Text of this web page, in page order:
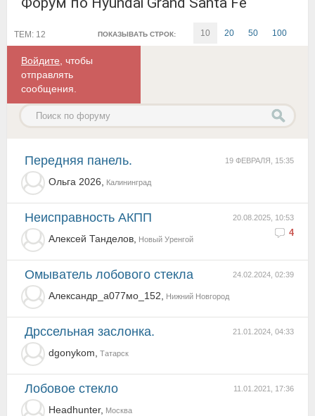
ПОКАЗЫВАТЬ СТРОК: 10 20 50 100
ТЕМ: 12
Войдите , чтобы
отправлять
сообщения.
19 ФЕВРАЛЯ, 15:35
Передняя панель.
Ольга 2026, Калининград
20.08.2025, 10:53
4
неисправность АКПП
Алексей Танделов, Новый Уренгой
24.02.2024, 02:39
Омыватель лобового стекла
Александр_а077мо_152, Нижний Новгород
21.01.2024, 04:33
Дрссельная заслонка.
dgonykom, Татарск
11.01.2021, 17:36
Лобовое стекло
Headhunter, Москва